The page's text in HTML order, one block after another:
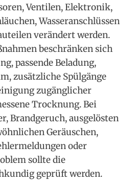
Ventilen, Elektronik,
Wasseranschlüssen
verändert werden.
beschränken sich
passende Beladung,
zusätzliche Spülgänge
zugänglicher
Trocknung. Bei
Brandgeruch, ausgelösten
Geräuschen,
oder
sollte die
geprüft werden.